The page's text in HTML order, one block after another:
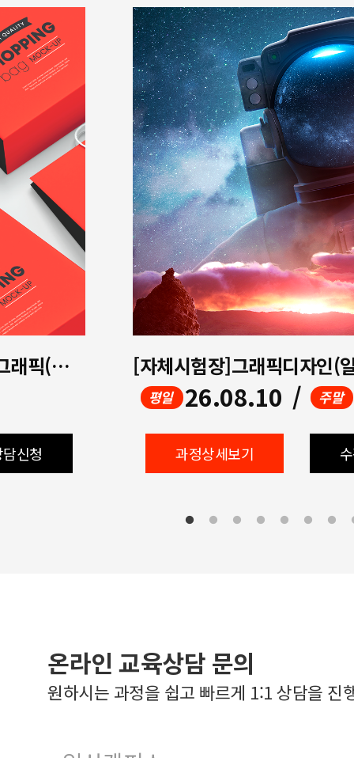
[방학특강 / 개강확정!!] 디지털그래픽(포토샵,일러스트)+GTQ,GTQi
신청
평일 26.08.10 / 주말
과정상세보기
온라인 교육상담 문의
원하시는 과정을 쉽고 빠르게 1:1 상담을 진